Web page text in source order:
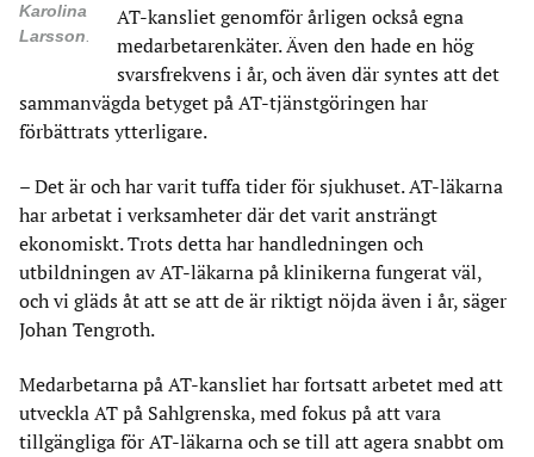
Karolina
Larsson
AT-kansliet genomför årligen också egna
medarbetarenkäter. Även den hade en hög
svarsfrekvens i år, och även där syntes att det
sammanvägda betyget på AT-tjänstgöringen har
förbättrats ytterligare.
– Det är och har varit tuffa tider för sjukhuset. AT-läkarna
har arbetat i verksamheter där det varit ansträngt
ekonomiskt. Trots detta har handledningen och
utbildningen av AT-läkarna på klinikerna fungerat väl,
och vi gläds åt att se att de är riktigt nöjda även i år, säger
Johan Tengroth.
Medarbetarna på AT-kansliet har fortsatt arbetet med att
utveckla AT på Sahlgrenska, med fokus på att vara
tillgängliga för AT-läkarna och se till att agera snabbt om